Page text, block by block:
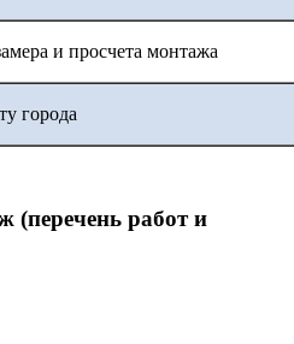
и просчета монтажа
города
(перечень работ и